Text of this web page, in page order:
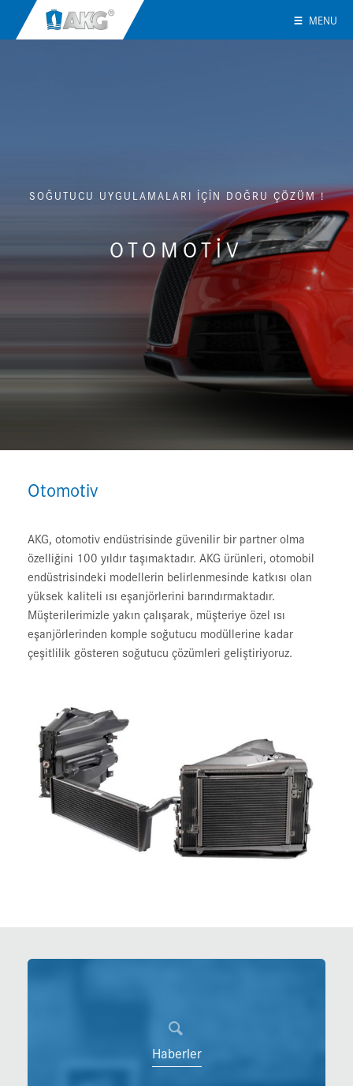
MENU
SOĞUTUCU UYGULAMALARI İÇİN DOĞRU ÇÖZÜM !
OTOMOTİV
Otomotiv
AKG, otomotiv endüstrisinde güvenilir bir partner olma
özelliğini 100 yıldır taşımaktadır. AKG ürünleri, otomobil
endüstrisindeki modellerin belirlenmesinde katkısı olan
yüksek kaliteli ısı eşanjörlerini barındırmaktadır.
Müşterilerimizle yakın çalışarak, müşteriye özel ısı
eşanjörlerinden komple soğutucu modüllerine kadar
çeşitlilik gösteren soğutucu çözümleri geliştiriyoruz.
Haberler